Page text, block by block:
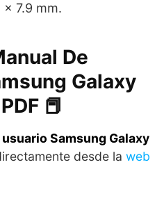
x 7.9 mm.
De
Galaxy
📕
Samsung Galaxy
desde la web